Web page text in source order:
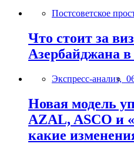
Постсоветское
Что стоит за
Азербайджана
Экспресс-анализ,
Новая модель
AZAL, ASCO и
какие